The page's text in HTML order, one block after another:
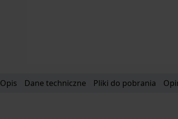
Opis Dane techniczne Pliki do pobrania